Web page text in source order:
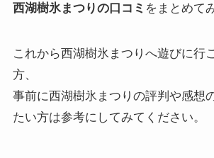
西湖樹氷まつりの口コミ をまとめて
これから西湖樹氷まつりへ遊びに行
方、
事前に西湖樹氷まつりの評判や感想
たい方は参考にしてみてください。